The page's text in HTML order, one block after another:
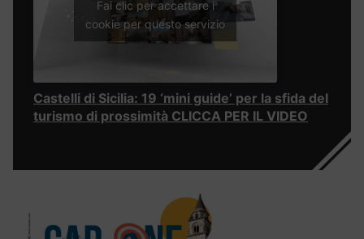
Fai clic per accettare i
cookie per questo servizio
Castelli di Sicilia: 19 ‘mini guide’ per la sfida del
turismo di prossimità CLICCA PER IL VIDEO